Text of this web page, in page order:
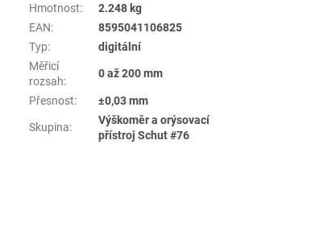
Hmotnost:
2.248 kg
EAN:
8595041106825
Typ:
digitální
Měřicí
rozsah:
0 až 200 mm
Přesnost: ±0,03 mm
Skupina:
Výškoměr a orýsovací
přístroj Schut #76